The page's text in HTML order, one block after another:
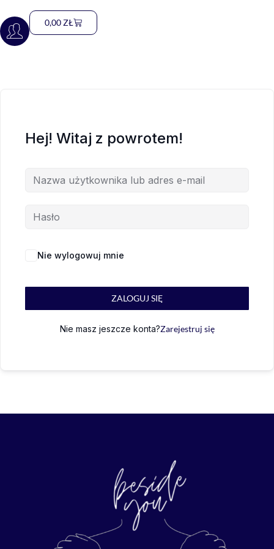
0,00ZŁ
Hej! Witaj z powrotem!
Nie wylogowuj mnie
ZALOGUJ SIĘ
Nie masz jeszcze konta?Zarejestruj się